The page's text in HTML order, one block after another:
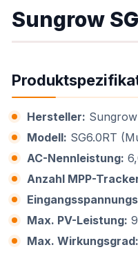
Sungrow
Hersteller:
Modell: SG6.0RT
AC-Nennleistung:
Anzahl MPP-
Max. PV-Leistung:
Max. Wirkungsgrad: